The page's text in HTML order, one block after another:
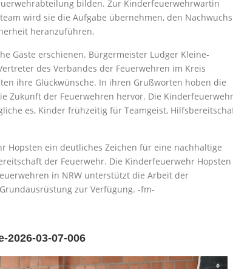
bilden. Zur Kinderfeuerwehrwartin
wird sie die Aufgabe übernehmen, den Nachwuchs
heranzuführen.
Gäste erschienen. Bürgermeister Ludger Kleine-
des Verbandes der Feuerwehren im Kreis
ihre Glückwünsche. In ihren Grußworten hoben die
Zukunft der Feuerwehren hervor. Die Kinderfeuerwehr
es, Kinder frühzeitig für Teamgeist,
Hopsten ein deutliches Zeichen für eine nachhaltige
der Feuerwehr. Die Kinderfeuerwehr Hopsten
in NRW unterstützt die Arbeit der
zur Verfügung. -fm-
2026-03-07-006